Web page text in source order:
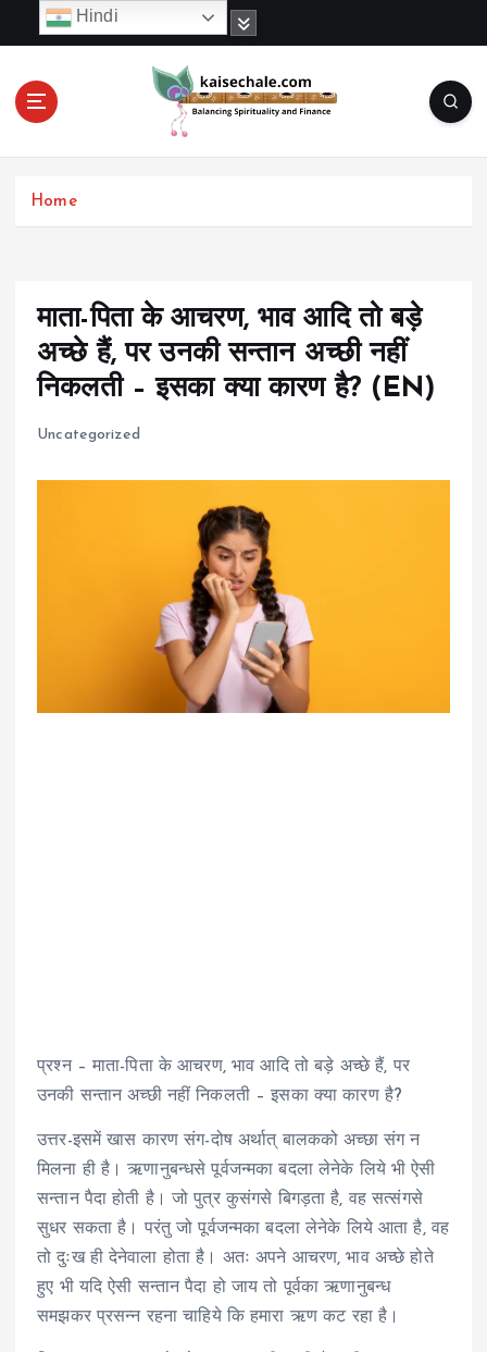
c
Home
माता-पिता के आचरण, भाव आदि तो बड़े
अच्छे हैं, पर उनकी सन्तान अच्छी नहीं
निकलती – इसका क्या कारण है? (EN)
Uncategorized
प्रश्न – माता-पिता के आचरण, भाव आदि तो बड़े अच्छे हैं, पर
उनकी सन्तान अच्छी नहीं निकलती – इसका क्या कारण है?
उत्तर-इसमें खास कारण संग-दोष अर्थात् बालकको अच्छा संग न
मिलना ही है। ऋणानुबन्धसे पूर्वजन्मका बदला लेनेके लिये भी ऐसी
सन्तान पैदा होती है। जो पुत्र कुसंगसे बिगड़ता है, वह सत्संगसे
सुधर सकता है। परंतु जो पूर्वजन्मका बदला लेनेके लिये आता है, वह
तो दुःख ही देनेवाला होता है। अतः अपने आचरण, भाव अच्छे होते
हुए भी यदि ऐसी सन्तान पैदा हो जाय तो पूर्वका ऋणानुबन्ध
समझकर प्रसन्न रहना चाहिये कि हमारा ऋण कट रहा है।
Hindi